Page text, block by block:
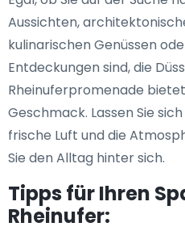
Aussichten,
kulinarischen Genüssen
Entdeckungen sind, die
Rheinuferpromenade
Geschmack. Lassen Sie
frische Luft und die
Sie den Alltag hinter sich.
Tipps für Ihren
Rheinufer: